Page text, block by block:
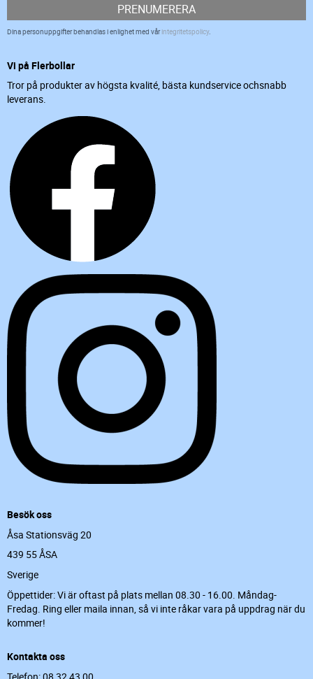
PRENUMERERA
Dina personuppgifter behandlas i enlighet med vårintegritetspolicy.
Vi på Flerbollar
Tror på produkter av högsta kvalité, bästa kundservice ochsnabb
leverans.
Besök oss
Åsa Stationsväg 20
439 55 ÅSA
Sverige
Öppettider: Vi är oftast på plats mellan 08.30 - 16.00. Måndag-
Fredag. Ring eller maila innan, så vi inte råkar vara på uppdrag när du
kommer!
Kontakta oss